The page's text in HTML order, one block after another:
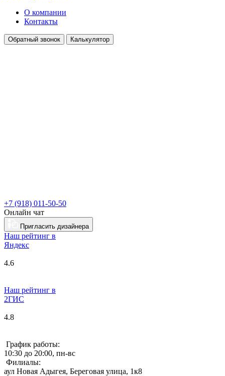
О компании
Контакты
Обратный звонок Калькулятор
+7 (918) 011-50-50
Онлайн чат
Пригласить дизайнера
Наш рейтинг в
Яндекс
4.6
Наш рейтинг в
2ГИС
4.8
График работы:
10:30 до 20:00, пн-вс
Филиалы:
аул Новая Адыгея, Береговая улица, 1к8